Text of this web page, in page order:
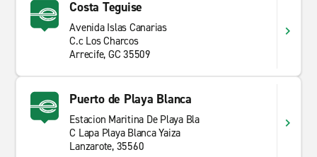
carácter difícil de encontrar en otras partes de
Canarias.
Costa Teguise
Avenida Islas Canarias
C.c Los Charcos
Arrecife, GC 35509
Puerto de Playa Blanca
Estacion Maritina De Playa Bla
C Lapa Playa Blanca Yaiza
Lanzarote, 35560